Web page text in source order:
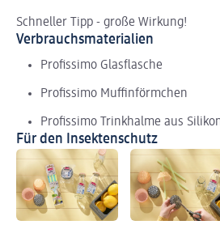
Schneller Tipp - große Wirkung!
Verbrauchsmaterialien
Profissimo Glasflasche
Profissimo Muffinförmchen
Profissimo Trinkhalme aus
Für den Insektenschutz